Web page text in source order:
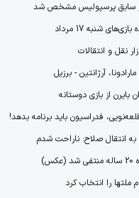
سابق پرسپولیس مشخص شد
شنبه 17 مرداد
نقل و انتقالات
آرژانتین - برزیل
بایرن از بازی دوستانه
فدراسیون باید برنامه بدهد!
انتقال صلاح: ناراحت شدم
را انتخاب کرد